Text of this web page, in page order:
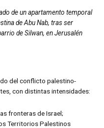
de un apartamento temporal
de Abu Nab, tras ser
de Silwan, en Jerusalén
del conflicto palestino-
con distintas intensidades:
fronteras de Israel;
Territorios Palestinos